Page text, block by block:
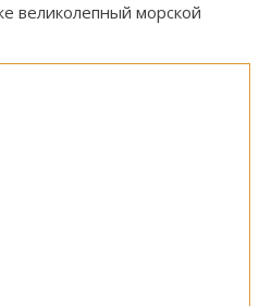
великолепный морской